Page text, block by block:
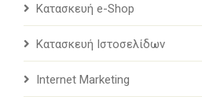
Κατασκευή e-Shop
Κατασκευή Ιστοσελίδων
Internet Marketing